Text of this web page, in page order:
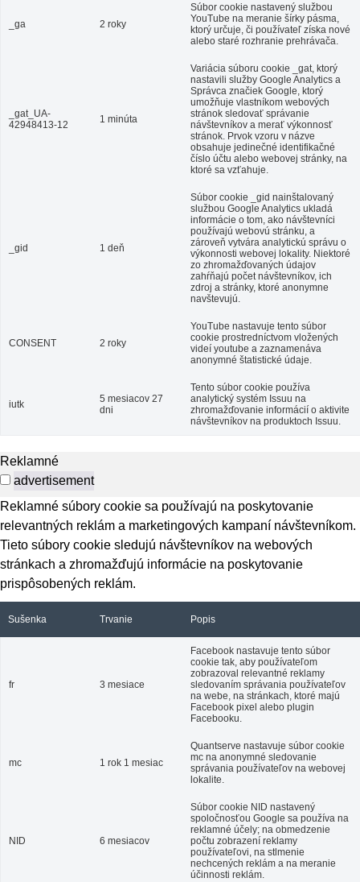
_ga 2 roky
Súbor cookie nastavený službou
YouTube na meranie šírky pásma,
ktorý určuje, či používateľ získa nové
alebo staré rozhranie prehrávača.
_gat_UA-
42948413-12
1 minúta
Variácia súboru cookie _gat, ktorý
nastavili služby Google Analytics a
Správca značiek Google, ktorý
umožňuje vlastníkom webových
stránok sledovať správanie
návštevníkov a merať výkonnosť
stránok. Prvok vzoru v názve
obsahuje jedinečné identifikačné
číslo účtu alebo webovej stránky, na
ktoré sa vzťahuje.
_gid 1 deň
Súbor cookie _gid nainštalovaný
službou Google Analytics ukladá
informácie o tom, ako návštevníci
používajú webovú stránku, a
zároveň vytvára analytickú správu o
výkonnosti webovej lokality. Niektoré
zo zhromažďovaných údajov
zahŕňajú počet návštevníkov, ich
zdroj a stránky, ktoré anonymne
navštevujú.
CONSENT 2 roky
YouTube nastavuje tento súbor
cookie prostredníctvom vložených
videí youtube a zaznamenáva
anonymné štatistické údaje.
iutk
5 mesiacov 27
dni
Tento súbor cookie používa
analytický systém Issuu na
zhromažďovanie informácií o aktivite
návštevníkov na produktoch Issuu.
Reklamné
advertisement
Reklamné súbory cookie sa používajú na poskytovanie
relevantných reklám a marketingových kampaní návštevníkom.
Tieto súbory cookie sledujú návštevníkov na webových
stránkach a zhromažďujú informácie na poskytovanie
prispôsobených reklám.
Sušenka Trvanie Popis
fr 3 mesiace
Facebook nastavuje tento súbor
cookie tak, aby používateľom
zobrazoval relevantné reklamy
sledovaním správania používateľov
na webe, na stránkach, ktoré majú
Facebook pixel alebo plugin
Facebooku.
mc 1 rok 1 mesiac
Quantserve nastavuje súbor cookie
mc na anonymné sledovanie
správania používateľov na webovej
lokalite.
NID 6 mesiacov
Súbor cookie NID nastavený
spoločnosťou Google sa používa na
reklamné účely; na obmedzenie
počtu zobrazení reklamy
používateľovi, na stlmenie
nechcených reklám a na meranie
účinnosti reklám.